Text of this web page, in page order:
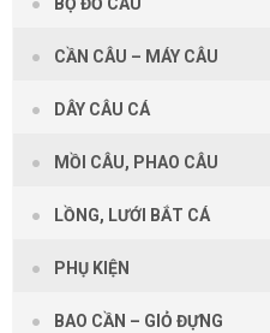
CẦN CÂU – MÁY CÂU
DÂY CÂU CÁ
MỒI CÂU, PHAO CÂU
LỒNG, LƯỚI BẮT CÁ
PHỤ KIỆN
BAO CẦN – GIỎ ĐỰNG